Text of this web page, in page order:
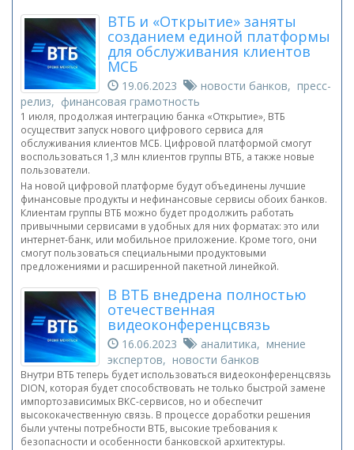
ВТБ и «Открытие» заняты
созданием единой платформы
для обслуживания клиентов
МСБ
19.06.2023
новости банков, пресс-
релиз, финансовая грамотность
1 июля, продолжая интеграцию банка «Открытие», ВТБ
осуществит запуск нового цифрового сервиса для
обслуживания клиентов МСБ. Цифровой платформой смогут
воспользоваться 1,3 млн клиентов группы ВТБ, а также новые
пользователи.
На новой цифровой платформе будут объединены лучшие
финансовые продукты и нефинансовые сервисы обоих банков.
Клиентам группы ВТБ можно будет продолжить работать
привычными сервисами в удобных для них форматах: это или
интернет-банк, или мобильное приложение. Кроме того, они
смогут пользоваться специальными продуктовыми
предложениями и расширенной пакетной линейкой.
В ВТБ внедрена полностью
отечественная
видеоконференцсвязь
16.06.2023
аналитика, мнение
экспертов, новости банков
Внутри ВТБ теперь будет использоваться видеоконференцсвязь
DION, которая будет способствовать не только быстрой замене
импортозависимых ВКС-сервисов, но и обеспечит
высококачественную связь. В процессе доработки решения
были учтены потребности ВТБ, высокие требования к
безопасности и особенности банковской архитектуры.